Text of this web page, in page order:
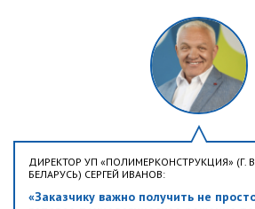
ДИРЕКТОР УП «ПОЛИМЕРКОНСТРУКЦИЯ» (Г.
БЕЛАРУСЬ) СЕРГЕЙ ИВАНОВ:
«Заказчику важно получить не